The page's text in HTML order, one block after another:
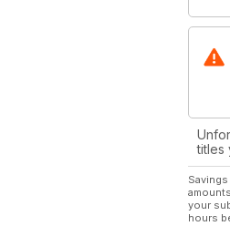
titles
your
hours